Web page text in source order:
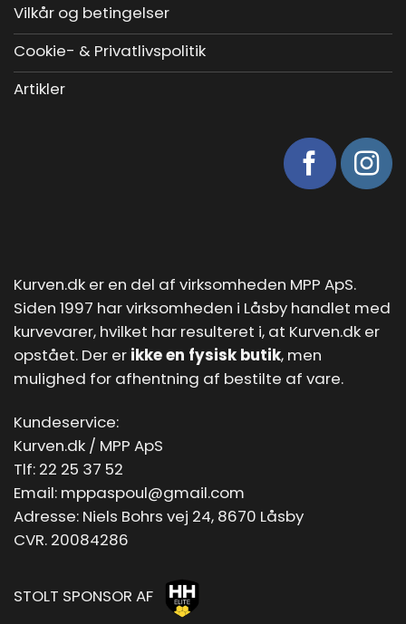
Kurven.dk er en del af virksomheden MPP ApS.
Siden 1997 har virksomheden i Låsby handlet med
kurvevarer, hvilket har resulteret i, at Kurven.dk er
opstået. Der er ikke en fysisk butik, men
mulighed for afhentning af bestilte af vare.
Kundeservice:
Kurven.dk / MPP ApS
Tlf: 22 25 37 52
Email: mppaspoul@gmail.com
Adresse: Niels Bohrs vej 24, 8670 Låsby
CVR. 20084286
STOLT SPONSOR AF
Vilkår og betingelser
Cookie- & Privatlivspolitik
Artikler